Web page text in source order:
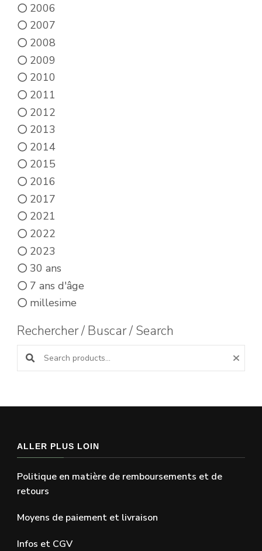
2006
2007
2008
2009
2010
2011
2012
2013
2014
2015
2016
2017
2021
2022
2023
30 ans
7 ans d'âge
millesime
Rechercher / Buscar / Search
Search products:
ALLER PLUS LOIN
Politique en matière de remboursements et de
retours
Moyens de paiement et livraison
Infos et CGV